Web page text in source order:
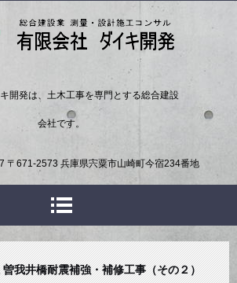
開発は、土木工事を専門とする総合建設
会社です。
〒671-2573 兵庫県宍粟市山崎町今宿234番地
我井橋耐震補強・補修工事（その２）